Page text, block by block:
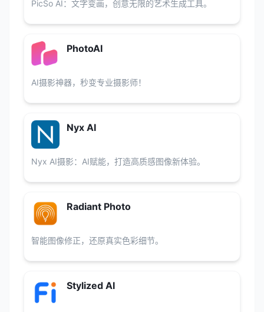
PicSo AI：文字变画，创意无限的艺术生成工具。
PhotoAI
AI摄影神器，秒变专业摄影师！
Nyx AI
Nyx AI摄影：AI赋能，打造高质感图像新体验。
Radiant Photo
智能图像修正，还原真实色彩细节。
Stylized AI